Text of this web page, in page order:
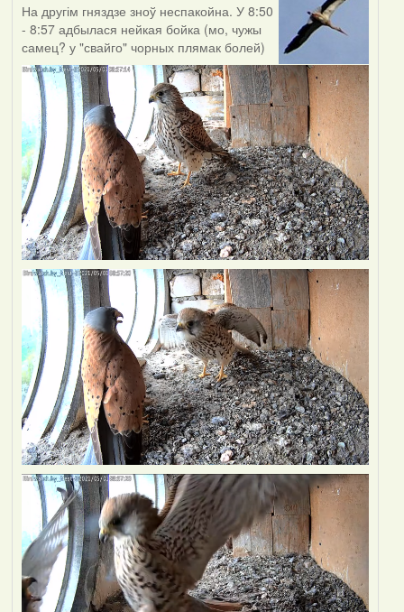
На другім гняздзе зноў неспакойна. У 8:50
- 8:57 адбылася нейкая бойка (мо, чужы
самец? у "свайго" чорных плямак болей)